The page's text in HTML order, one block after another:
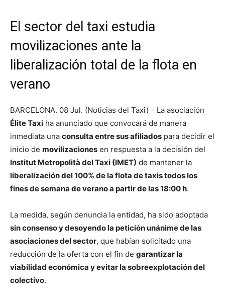
El sector del taxi estudia
movilizaciones ante la
liberalización total de la flota en
verano
BARCELONA. 08 Jul. (Noticias del Taxi) – La asociación
Élite Taxi ha anunciado que convocará de manera
inmediata una consulta entre sus afiliados para decidir el
inicio de movilizaciones en respuesta a la decisión del
Institut Metropolità del Taxi (IMET) de mantener la
liberalización del 100% de la flota de taxis todos los
fines de semana de verano a partir de las 18:00 h.
La medida, según denuncia la entidad, ha sido adoptada
sin consenso y desoyendo la petición unánime de las
asociaciones del sector, que habían solicitado una
reducción de la oferta con el fin de garantizar la
viabilidad económica y evitar la sobreexplotación del
colectivo.